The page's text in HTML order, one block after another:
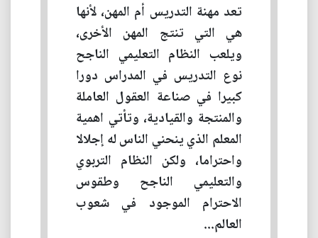
تعد مهنة التدريس أم المهن، لأنها
هي التي تنتج المهن الأخرى،
ويلعب النظام التعليمي الناجح
نوع التدريس في المدراس دورا
كبيرا في صناعة العقول العاملة
والمنتجة والقيادية، وتأتي اهمية
المعلم الذي ينحني الناس له إجلالا
واحتراما، ولكن النظام التربوي
والتعليمي الناجح وطقوس
الاحترام الموجود في شعوب
العالم...